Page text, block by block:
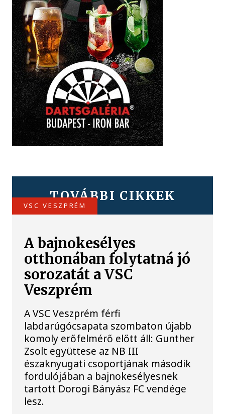
TOVÁBBI CIKKEK
VSC VESZPRÉM
A bajnokesélyes
otthonában folytatná jó
sorozatát a VSC
Veszprém
A VSC Veszprém férfi
labdarúgócsapata szombaton újabb
komoly erőfelmérő előtt áll: Gunther
Zsolt együttese az NB III
északnyugati csoportjának második
fordulójában a bajnokesélyesnek
tartott Dorogi Bányász FC vendége
lesz.